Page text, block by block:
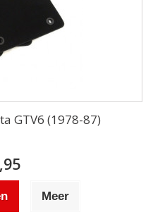
GTV6 (1978-87)
Meer